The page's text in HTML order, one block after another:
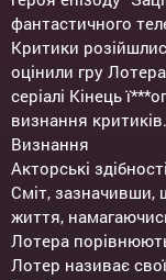
фантастичного
Критики
оцінили гру
серіалі Кінець
визнання критиків.
Визнання
Акторські
Сміт, зазначивши,
життя,
Лотера
Лотер називає